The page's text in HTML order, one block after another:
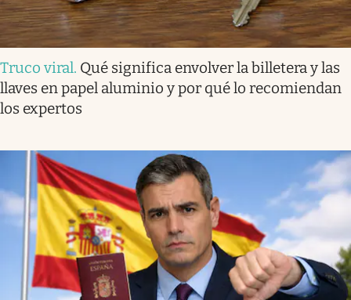
Truco viral. Qué significa envolver la billetera y las
llaves en papel aluminio y por qué lo recomiendan
los expertos